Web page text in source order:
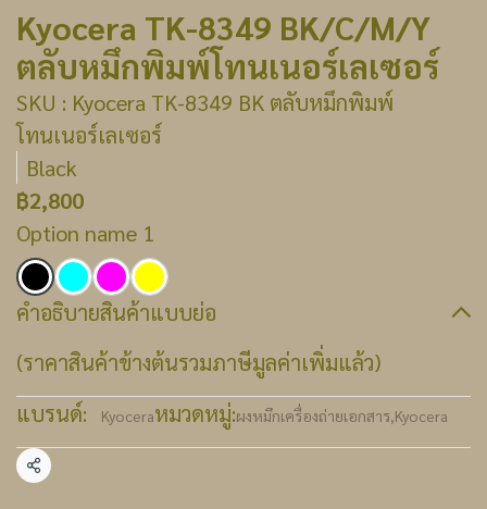
Kyocera TK-8349 BK/C/M/Y
ตลับหมึกพิมพ์โทนเนอร์เลเซอร์
SKU : Kyocera TK-8349 BK ตลับหมึกพิมพ์
โทนเนอร์เลเซอร์
Black
฿2,800
Option name 1
คำอธิบายสินค้าแบบย่อ
(ราคาสินค้าข้างต้นรวมภาษีมูลค่าเพิ่มแล้ว)
แบรนด์:
Kyoceraหมวดหมู่:ผงหมึกเครื่องถ่ายเอกสาร,Kyocera
แชร์